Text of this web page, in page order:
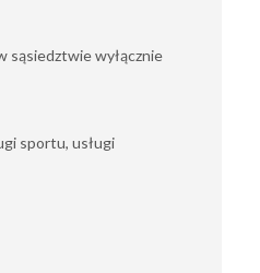
sąsiedztwie wyłącznie
sportu, usługi